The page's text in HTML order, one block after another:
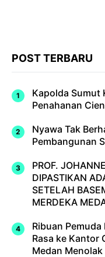
POST TERBARU
Kapolda Sumut
Penahanan
Nyawa Tak
Pembangunan
PROF.
DIPASTIKAN
SETELAH
MERDEKA
Ribuan
Rasa ke Kantor
Medan